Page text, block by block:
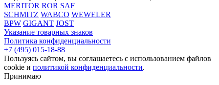
MERITOR ROR SAF
SCHMITZ WABCO WEWELER
BPW GIGANT JOST
Указание товарных знаков
Политика конфиденциальности
+7 (495) 015-18-88
Пользуясь сайтом, вы соглашаетесь с использованием файлов
cookie и политикой конфиденциальности.
Принимаю